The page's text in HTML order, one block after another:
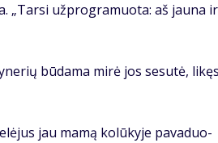
„Tar­si už­prog­ra­muo­ta: aš jau­na ir
bū­da­ma mi­rė jos se­su­tė, li­kęs
jau ma­mą ko­lū­ky­je pa­va­duo­